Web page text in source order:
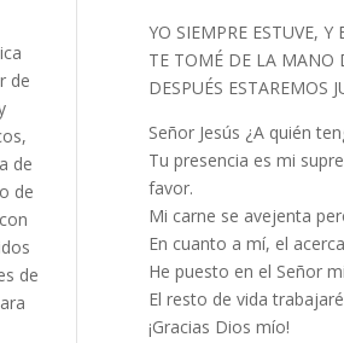
YO SIEMPRE ESTUVE, Y
TE TOMÉ DE LA MANO
DESPUÉS ESTAREMOS
Señor Jesús ¿A quién
Tu presencia es mi
favor.
Mi carne se avejenta
En cuanto a mí, el
He puesto en el Señor
El resto de vida
¡Gracias Dios mío!
de
de
de
de